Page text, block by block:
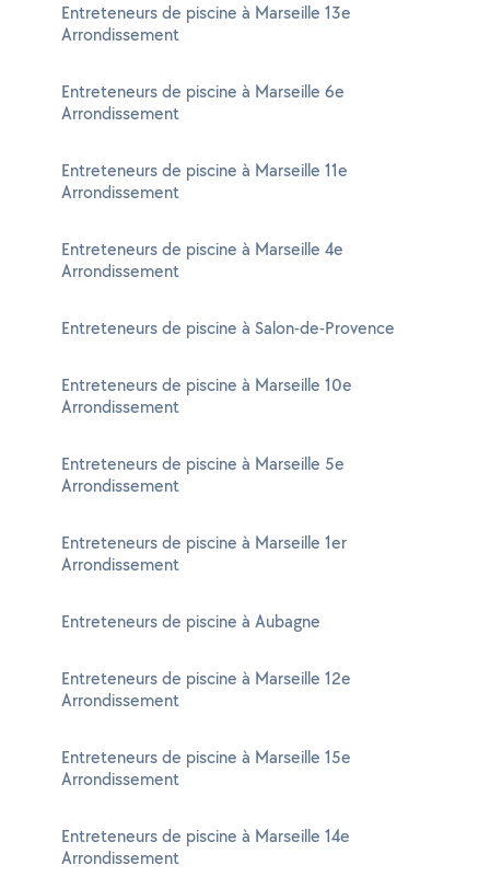
Entreteneurs de piscine à Marseille 13e
Arrondissement
Entreteneurs de piscine à Marseille 6e
Arrondissement
Entreteneurs de piscine à Marseille 11e
Arrondissement
Entreteneurs de piscine à Marseille 4e
Arrondissement
Entreteneurs de piscine à Salon-de-Provence
Entreteneurs de piscine à Marseille 10e
Arrondissement
Entreteneurs de piscine à Marseille 5e
Arrondissement
Entreteneurs de piscine à Marseille 1er
Arrondissement
Entreteneurs de piscine à Aubagne
Entreteneurs de piscine à Marseille 12e
Arrondissement
Entreteneurs de piscine à Marseille 15e
Arrondissement
Entreteneurs de piscine à Marseille 14e
Arrondissement